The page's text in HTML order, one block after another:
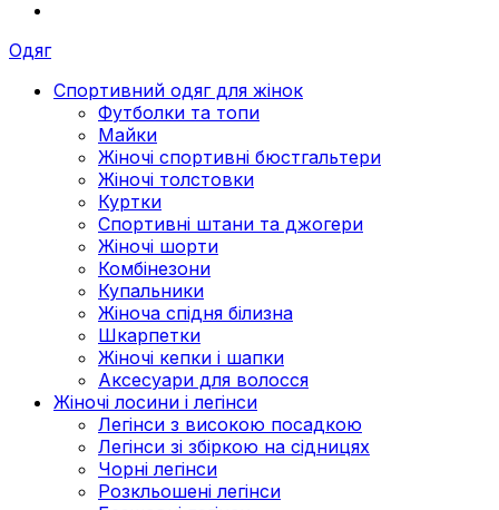
Одяг
Спортивний одяг для жінок
Футболки та топи
Майки
Жіночі спортивні бюстгальтери
Жіночі толстовки
Куртки
Спортивні штани та джогери
Жіночі шорти
Комбінезони
Купальники
Жіноча спідня білизна
Шкарпетки
Жіночі кепки і шапки
Аксесуари для волосся
Жіночі лосини і легінси
Легінси з високою посадкою
Легінси зі збіркою на сідницях
Чорні легінси
Розкльошені легінси